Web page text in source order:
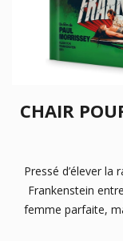
CHAIR
Pressé d’élever la
Frankenstein
femme parfaite,